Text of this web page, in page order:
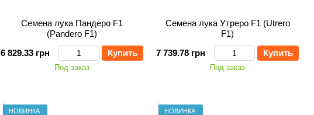
Семена лука Пандеро F1
(Pandero F1)
6 829.33 грн
Купить
Под заказ
Семена лука Утреро F1 (Utrero
F1)
7 739.78 грн
Купить
Под заказ
НОВИНКА НОВИНКА